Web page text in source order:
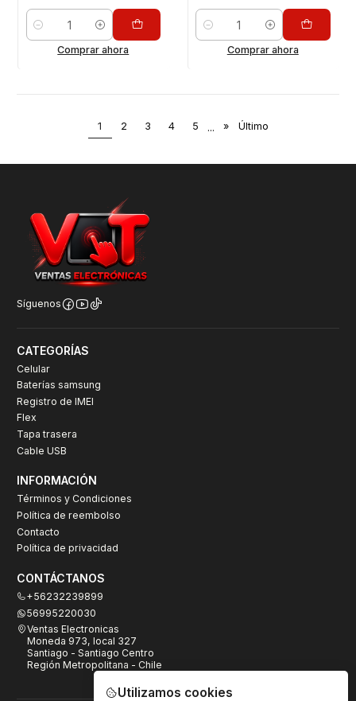
Cantidad
Comprar ahora
Cantidad
Comprar ahora
1 2 3 4 5 ... » Último
Síguenos
CATEGORÍAS
Celular
Baterías samsung
Registro de IMEI
Flex
Tapa trasera
Cable USB
INFORMACIÓN
Términos y Condiciones
Política de reembolso
Contacto
Política de privacidad
CONTÁCTANOS
+56232239899
56995220030
Ventas Electronicas
Moneda 973, local 327
Santiago - Santiago Centro
Región Metropolitana - Chile
Utilizamos cookies